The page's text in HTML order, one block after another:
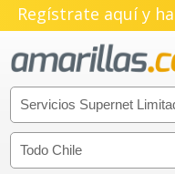
Regístrate aquí y